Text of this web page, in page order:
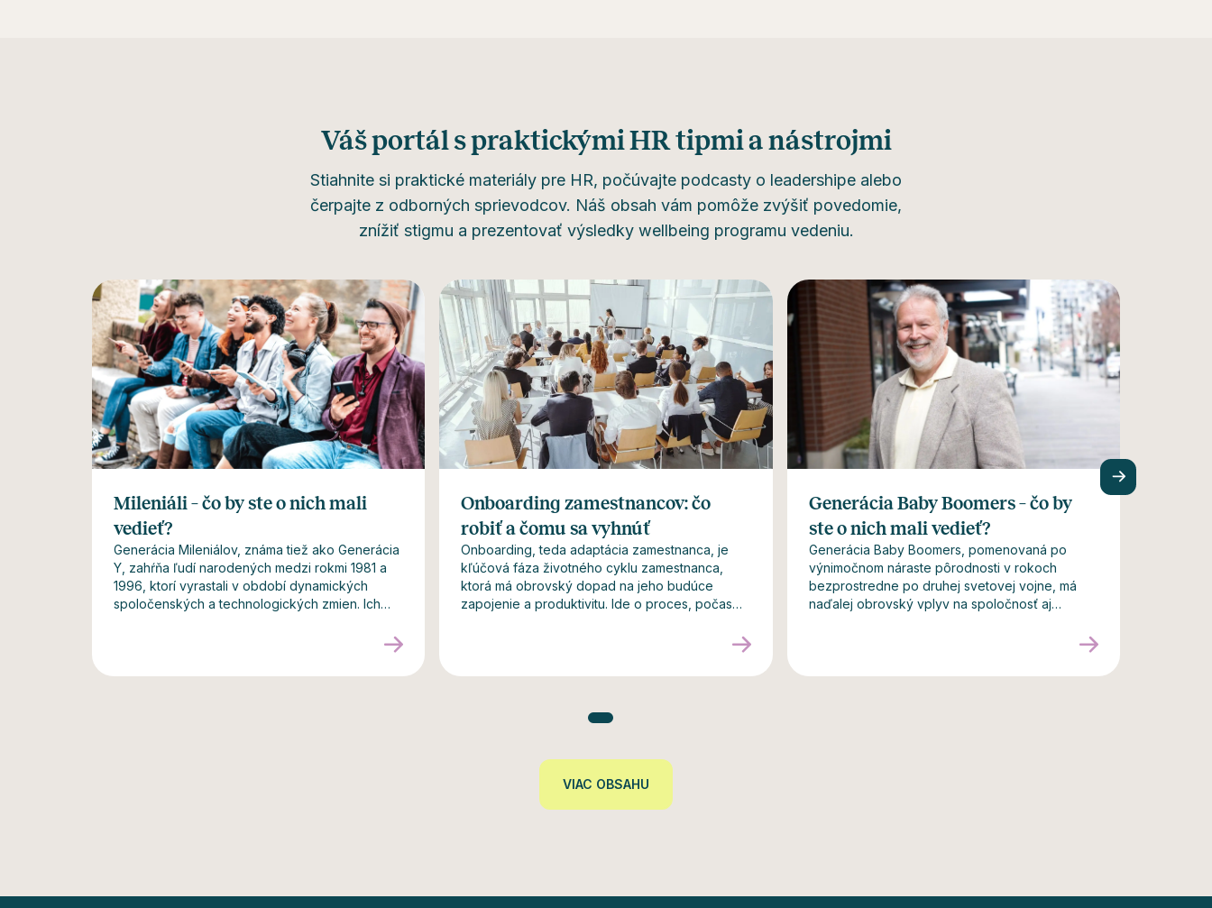
Váš portál s praktickými HR tipmi a nástrojmi
Stiahnite si praktické materiály pre HR, počúvajte podcasty o leadershipe alebo
čerpajte z odborných sprievodcov. Náš obsah vám pomôže zvýšiť povedomie,
znížiť stigmu a prezentovať výsledky wellbeing programu vedeniu.
Mileniáli – čo by ste o nich mali
vedieť?
Generácia Mileniálov, známa tiež ako Generácia
Y, zahŕňa ľudí narodených medzi rokmi 1981 a
1996, ktorí vyrastali v období dynamických
spoločenských a technologických zmien. Ich
medziľudské vzťahy. Nižšie sú uvedené hlavné
Onboarding zamestnancov: čo
robiť a čomu sa vyhnúť
Onboarding, teda adaptácia zamestnanca, je
kľúčová fáza životného cyklu zamestnanca,
ktorá má obrovský dopad na jeho budúce
zapojenie a produktivitu. Ide o proces, počas
firmou a zoznámení s jej kultúrou, hodnotami a
novému zamestnancovi rýchlejšie a
dobu, než dosiahne plnú produktivitu.
Generácia Baby Boomers – čo by
ste o nich mali vedieť?
Generácia Baby Boomers, pomenovaná po
výnimočnom náraste pôrodnosti v rokoch
bezprostredne po druhej svetovej vojne, má
naďalej obrovský vplyv na spoločnosť aj
kľúčovú úlohu pri formovaní dnešného sveta.
VIAC OBSAHU